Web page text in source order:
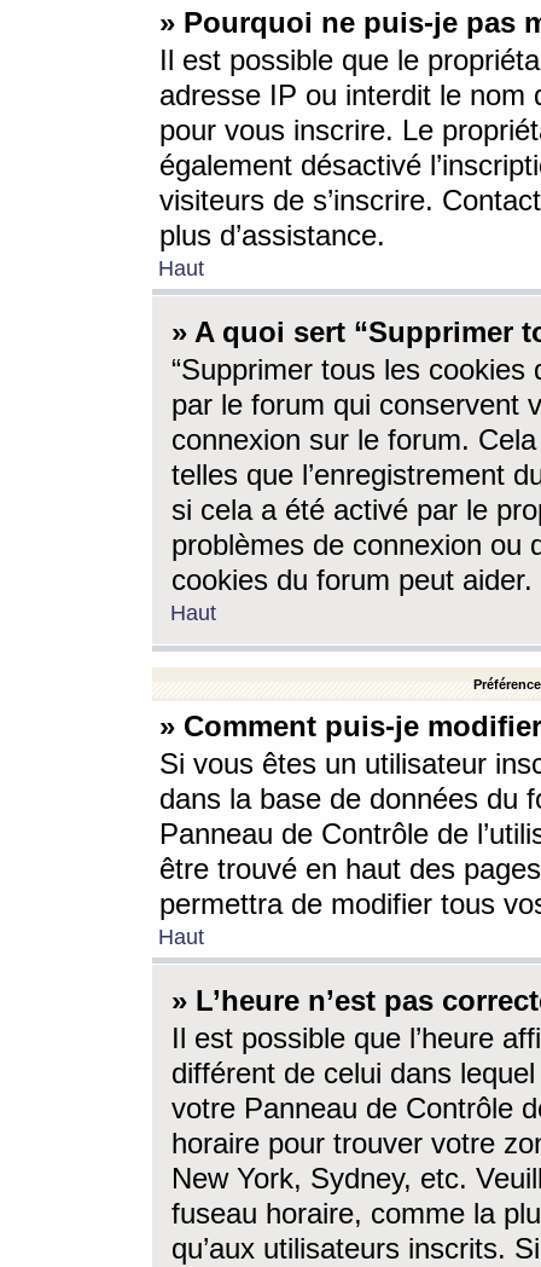
» Pourquoi ne puis-je pas
Il est possible que le
adresse IP ou interdit le nom
pour vous inscrire. Le
également désactivé
visiteurs de s’inscrire.
plus d’assistance.
Haut
» A quoi sert “Supprimer
“Supprimer tous les cookies
par le forum qui conservent
connexion sur le forum.
telles que l’enregistrement
si cela a été activé par le
problèmes de connexion ou
cookies du forum peut aider.
Haut
» Comment puis-je
Si vous êtes un utilisateur
dans la base de données du
Panneau de Contrôle de
être trouvé en haut des
permettra de modifier tous
Haut
» L’heure n’est pas
Il est possible que l’heure
différent de celui dans
votre Panneau de Contrôle
horaire pour trouver votre
New York, Sydney, etc.
fuseau horaire, comme la
qu’aux utilisateurs inscrits.